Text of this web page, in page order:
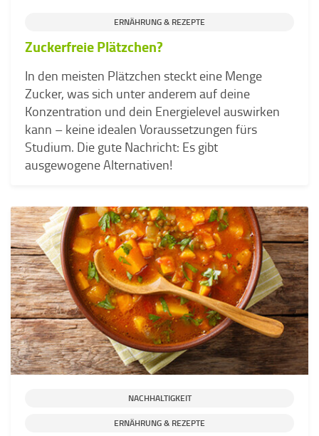
ERNÄHRUNG & REZEPTE
Zuckerfreie Plätzchen?
In den meisten Plätzchen steckt eine Menge
Zucker, was sich unter anderem auf deine
Konzentration und dein Energielevel auswirken
kann – keine idealen Voraussetzungen fürs
Studium. Die gute Nachricht: Es gibt
ausgewogene Alternativen!
NACHHALTIGKEIT
ERNÄHRUNG & REZEPTE